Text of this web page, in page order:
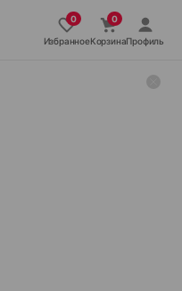
ИзбранноеКорзинаПрофиль